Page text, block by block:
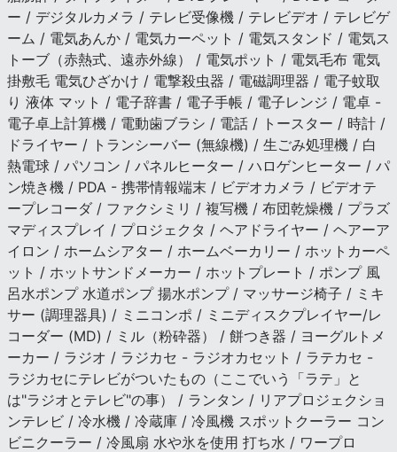
ー / デジタルカメラ / テレビ受像機 / テレビデオ / テレビゲ
ーム / 電気あんか / 電気カーペット / 電気スタンド / 電気ス
トーブ（赤熱式、遠赤外線） / 電気ポット / 電気毛布 電気
掛敷毛 電気ひざかけ / 電撃殺虫器 / 電磁調理器 / 電子蚊取
り 液体 マット / 電子辞書 / 電子手帳 / 電子レンジ / 電卓 -
電子卓上計算機 / 電動歯ブラシ / 電話 / トースター / 時計 /
ドライヤー / トランシーバー (無線機) / 生ごみ処理機 / 白
熱電球 / パソコン / パネルヒーター / ハロゲンヒーター / パ
ン焼き機 / PDA - 携帯情報端末 / ビデオカメラ / ビデオテ
ープレコーダ / ファクシミリ / 複写機 / 布団乾燥機 / プラズ
マディスプレイ / プロジェクタ / ヘアドライヤー / ヘアーア
イロン / ホームシアター / ホームベーカリー / ホットカーペ
ット / ホットサンドメーカー / ホットプレート / ポンプ 風
呂水ポンプ 水道ポンプ 揚水ポンプ / マッサージ椅子 / ミキ
サー (調理器具) / ミニコンポ / ミニディスクプレイヤー/レ
コーダー (MD) / ミル（粉砕器） / 餅つき器 / ヨーグルトメ
ーカー / ラジオ / ラジカセ - ラジオカセット / ラテカセ -
ラジカセにテレビがついたもの（ここでいう「ラテ」と
は"ラジオとテレビ"の事） / ランタン / リアプロジェクショ
ンテレビ / 冷水機 / 冷蔵庫 / 冷風機 スポットクーラー コン
ビニクーラー / 冷風扇 水や氷を使用 打ち水 / ワープロ